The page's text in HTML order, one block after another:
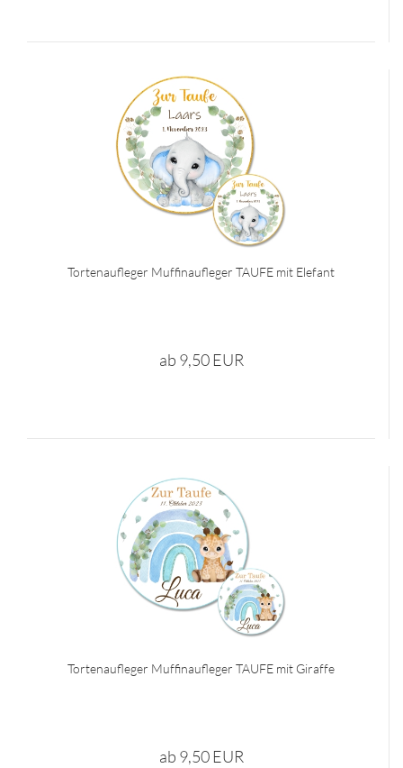
Tortenaufleger Muffinaufleger TAUFE mit Elefant
ab 9,50 EUR
Tortenaufleger Muffinaufleger TAUFE mit Giraffe
ab 9,50 EUR